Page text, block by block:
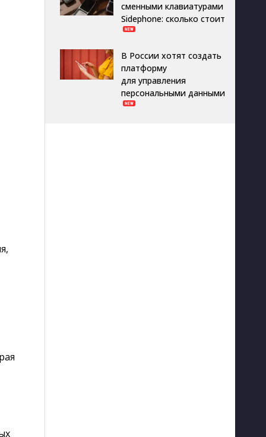
сменными клавиатурами
Sidephone: сколько стоит
В России хотят создать
платформу
для управления
персональными данными